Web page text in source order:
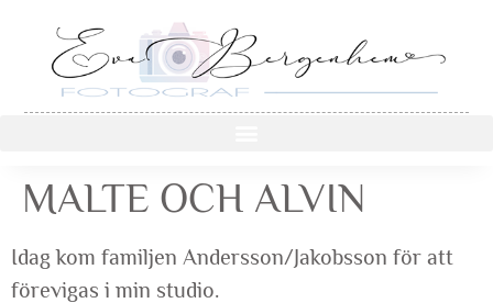
MALTE OCH ALVIN
Idag kom familjen Andersson/Jakobsson för att
förevigas i min studio.